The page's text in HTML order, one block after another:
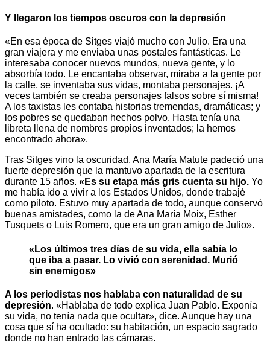
Y llegaron los tiempos oscuros con la depresión
«En esa época de Sitges viajó mucho con Julio. Era una
gran viajera y me enviaba unas postales fantásticas. Le
interesaba conocer nuevos mundos, nueva gente, y lo
absorbía todo. Le encantaba observar, miraba a la gente por
la calle, se inventaba sus vidas, montaba personajes. ¡A
veces también se creaba personajes falsos sobre sí misma!
A los taxistas les contaba historias tremendas, dramáticas; y
los pobres se quedaban hechos polvo. Hasta tenía una
libreta llena de nombres propios inventados; la hemos
encontrado ahora».
Tras Sitges vino la oscuridad. Ana María Matute padeció una
fuerte depresión que la mantuvo apartada de la escritura
durante 15 años. «Es su etapa más gris cuenta su hijo. Yo
me había ido a vivir a los Estados Unidos, donde trabajé
como piloto. Estuvo muy apartada de todo, aunque conservó
buenas amistades, como la de Ana María Moix, Esther
Tusquets o Luis Romero, que era un gran amigo de Julio».
«Los últimos tres días de su vida, ella sabía lo
que iba a pasar. Lo vivió con serenidad. Murió
sin enemigos»
A los periodistas nos hablaba con naturalidad de su
depresión. «Hablaba de todo explica Juan Pablo. Exponía
su vida, no tenía nada que ocultar», dice. Aunque hay una
cosa que sí ha ocultado: su habitación, un espacio sagrado
donde no han entrado las cámaras.